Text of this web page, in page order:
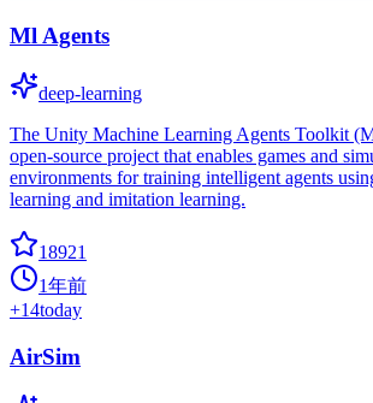
Ml Agents
deep-learning
The Unity Machine Learning Agents Toolkit
open-source project that enables games and
environments for training intelligent agents
learning and imitation learning.
18921
1年前
+14today
AirSim